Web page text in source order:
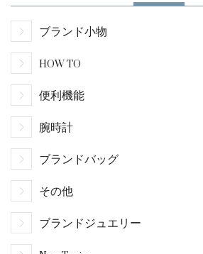
ブランド小物
HOW TO
便利機能
腕時計
ブランドバッグ
その他
ブランドジュエリー